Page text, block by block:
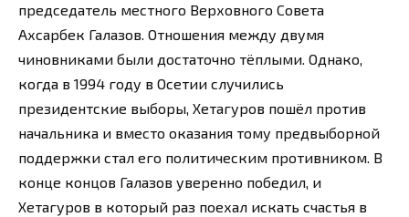
председатель местного Верховного Совета
Ахсарбек Галазов. Отношения между двумя
чиновниками были достаточно тёплыми. Однако,
когда в 1994 году в Осетии случились
президентские выборы, Хетагуров пошёл против
начальника и вместо оказания тому предвыборной
поддержки стал его политическим противником. В
конце концов Галазов уверенно победил, и
Хетагуров в который раз поехал искать счастья в